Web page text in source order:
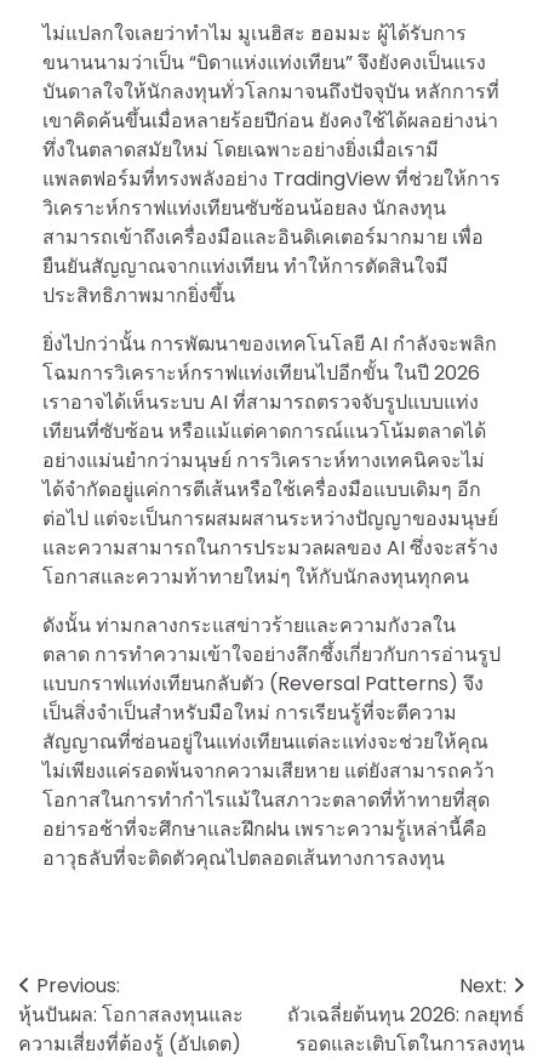
ไม่แปลกใจเลยว่าทำไม มูเนฮิสะ ฮอมมะ ผู้ได้รับการ
ขนานนามว่าเป็น “บิดาแห่งแท่งเทียน” จึงยังคงเป็นแรง
บันดาลใจให้นักลงทุนทั่วโลกมาจนถึงปัจจุบัน หลักการที่
เขาคิดค้นขึ้นเมื่อหลายร้อยปีก่อน ยังคงใช้ได้ผลอย่างน่า
ทึ่งในตลาดสมัยใหม่ โดยเฉพาะอย่างยิ่งเมื่อเรามี
แพลตฟอร์มที่ทรงพลังอย่าง TradingView ที่ช่วยให้การ
วิเคราะห์กราฟแท่งเทียนซับซ้อนน้อยลง นักลงทุน
สามารถเข้าถึงเครื่องมือและอินดิเคเตอร์มากมาย เพื่อ
ยืนยันสัญญาณจากแท่งเทียน ทำให้การตัดสินใจมี
ประสิทธิภาพมากยิ่งขึ้น
ยิ่งไปกว่านั้น การพัฒนาของเทคโนโลยี AI กำลังจะพลิก
โฉมการวิเคราะห์กราฟแท่งเทียนไปอีกขั้น ในปี 2026
เราอาจได้เห็นระบบ AI ที่สามารถตรวจจับรูปแบบแท่ง
เทียนที่ซับซ้อน หรือแม้แต่คาดการณ์แนวโน้มตลาดได้
อย่างแม่นยำกว่ามนุษย์ การวิเคราะห์ทางเทคนิคจะไม่
ได้จำกัดอยู่แค่การตีเส้นหรือใช้เครื่องมือแบบเดิมๆ อีก
ต่อไป แต่จะเป็นการผสมผสานระหว่างปัญญาของมนุษย์
และความสามารถในการประมวลผลของ AI ซึ่งจะสร้าง
โอกาสและความท้าทายใหม่ๆ ให้กับนักลงทุนทุกคน
ดังนั้น ท่ามกลางกระแสข่าวร้ายและความกังวลใน
ตลาด การทำความเข้าใจอย่างลึกซึ้งเกี่ยวกับการอ่านรูป
แบบกราฟแท่งเทียนกลับตัว (Reversal Patterns) จึง
เป็นสิ่งจำเป็นสำหรับมือใหม่ การเรียนรู้ที่จะตีความ
สัญญาณที่ซ่อนอยู่ในแท่งเทียนแต่ละแท่งจะช่วยให้คุณ
ไม่เพียงแค่รอดพ้นจากความเสียหาย แต่ยังสามารถคว้า
โอกาสในการทำกำไรแม้ในสภาวะตลาดที่ท้าทายที่สุด
อย่ารอช้าที่จะศึกษาและฝึกฝน เพราะความรู้เหล่านี้คือ
อาวุธลับที่จะติดตัวคุณไปตลอดเส้นทางการลงทุน
Post
navigation
Previous:
หุ้นปันผล: โอกาสลงทุนและ
ความเสี่ยงที่ต้องรู้ (อัปเดต)
Next:
ถัวเฉลี่ยต้นทุน 2026: กลยุทธ์
รอดและเติบโตในการลงทุน